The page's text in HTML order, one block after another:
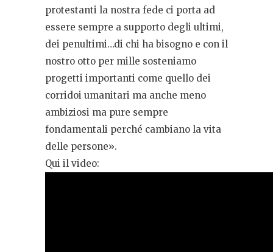
protestanti la nostra fede ci porta ad
essere sempre a supporto degli ultimi,
dei penultimi…di chi ha bisogno e con il
nostro otto per mille sosteniamo
progetti importanti come quello dei
corridoi umanitari ma anche meno
ambiziosi ma pure sempre
fondamentali perché cambiano la vita
delle persone».
Qui il video: